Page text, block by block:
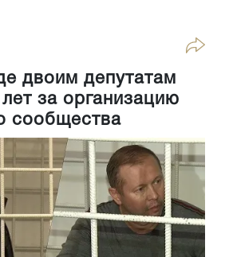
двоим депутатам
за организацию
сообщества